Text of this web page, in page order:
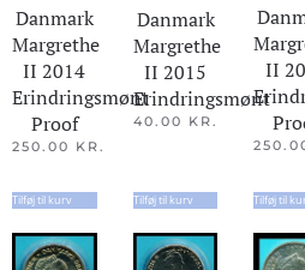
Danmark
Margrethe
II 2014
Erindringsmønt
Proof
250.00 KR.
Tilføj til kurv
Danmark
Margrethe
II 2015
Erindringsmønt
40.00 KR.
Tilføj til kurv
II
Tilføj til